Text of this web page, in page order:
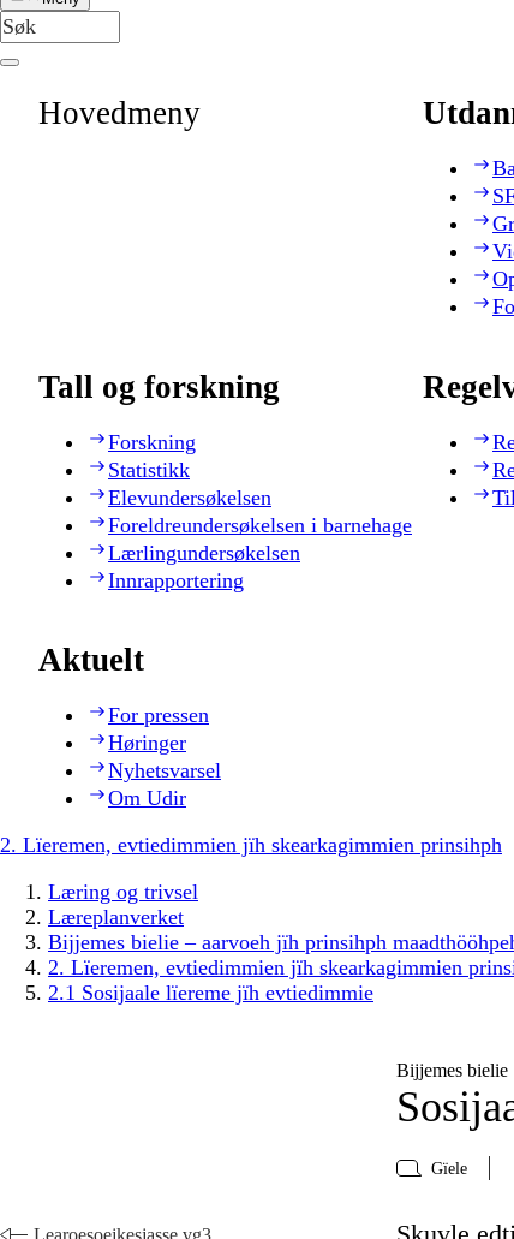
Hovedmeny
Tall og forskning
Forskning
Statistikk
Elevundersøkelsen
Foreldreundersøkelsen i barnehage
Lærlingundersøkelsen
Innrapportering
Aktuelt
For pressen
Høringer
Nyhetsvarsel
Om Udir
2. Lïeremen, evtiedimmien jïh skearkagimmien prinsihph
Læring og trivsel
Læreplanverket
Bijjemes bielie – aarvoeh jïh prinsihph
2. Lïeremen, evtiedimmien jïh skearkagimmien
2.1 Sosijaale lïereme jïh evtiedimmie
Bijjemes bielie
Gïele